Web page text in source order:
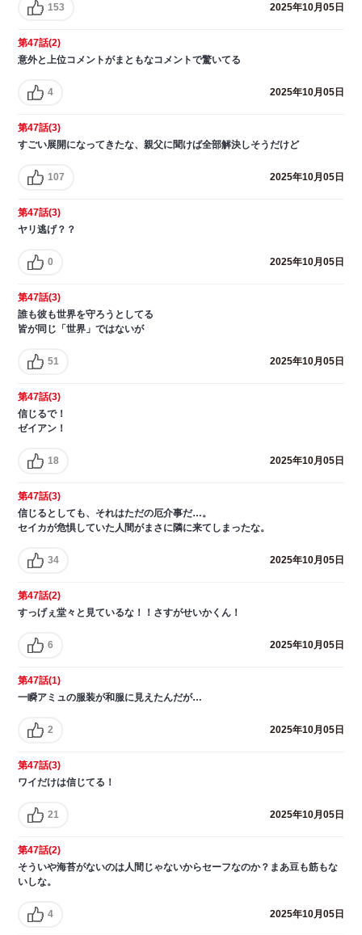
153 2025年10月05日
第47話(2)
意外と上位コメントがまともなコメントで驚いてる
4 2025年10月05日
第47話(3)
すごい展開になってきたな、親父に聞けば全部解決しそうだけど
107 2025年10月05日
第47話(3)
ヤリ逃げ？？
0 2025年10月05日
第47話(3)
誰も彼も世界を守ろうとしてる
皆が同じ「世界」ではないが
51 2025年10月05日
第47話(3)
信じるで！
ゼイアン！
18 2025年10月05日
第47話(3)
信じるとしても、それはただの厄介事だ…。
セイカが危惧していた人間がまさに隣に来てしまったな。
34 2025年10月05日
第47話(2)
すっげぇ堂々と見ているな！！さすがせいかくん！
6 2025年10月05日
第47話(1)
一瞬アミュの服装が和服に見えたんだが…
2 2025年10月05日
第47話(3)
ワイだけは信じてる！
21 2025年10月05日
第47話(2)
そういや海苔がないのは人間じゃないからセーフなのか？まあ豆も筋もな
いしな。
4 2025年10月05日